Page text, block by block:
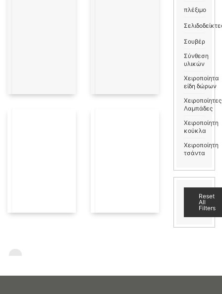
πλέξιμο
Σουβέρ
Σύνθεση
υλικών
Χειροποίητα
είδη δώρων
Χειροποίητες
Λαμπάδες
Χειροποίητη
κούκλα
Χειροποίητη
τσάντα
Reset
All
Filters